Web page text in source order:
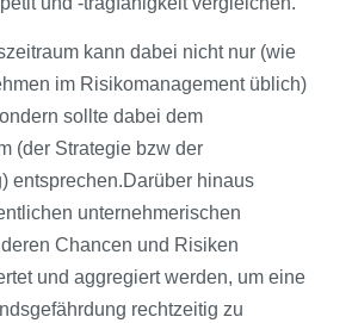
kann dabei nicht nur (wie
im Risikomanagement üblich)
sollte dabei dem
(der Strategie bzw der
entsprechen.Darüber hinaus
unternehmerischen
Chancen und Risiken
und aggregiert werden, um eine
rechtzeitig zu